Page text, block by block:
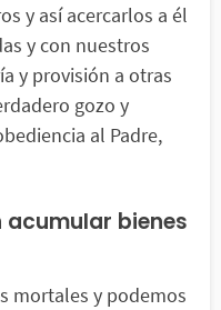
y así acercarlos a él
y con nuestros
y provisión a otras
gozo y
al Padre,
acumular bienes
mortales y podemos